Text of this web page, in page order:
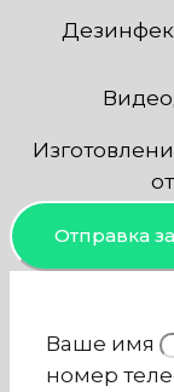
Отправка
Ваше имя
номер